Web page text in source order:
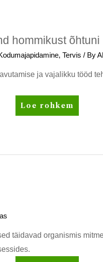
hommikust õhtuni
,Tervis / By
ja vajalikku tööd
Minu
päev
teekond
Loe rohkem
täidavad organismis